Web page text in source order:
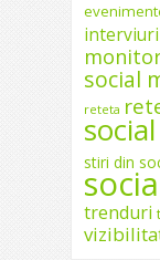
interviuri
social
reteta
stiri din
trenduri